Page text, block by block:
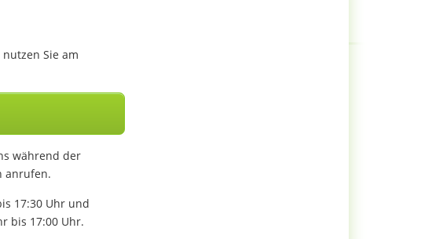
Sie am
während der
anrufen.
17:30 Uhr und
bis 17:00 Uhr.